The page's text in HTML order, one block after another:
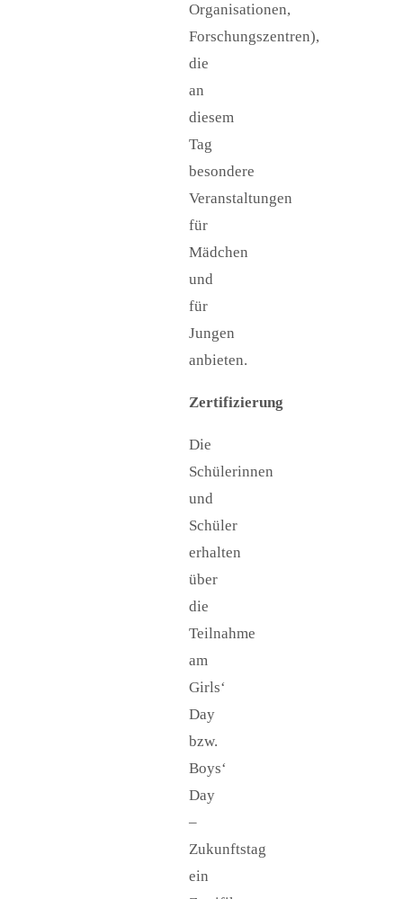
Organisationen,
Forschungszentren),
die
an
diesem
Tag
besondere
Veranstaltungen
für
Mädchen
und
für
Jungen
anbieten.
Zertifizierung
Die
Schülerinnen
und
Schüler
erhalten
über
die
Teilnahme
am
Girls‘
Day
bzw.
Boys‘
Day
–
Zukunftstag
ein